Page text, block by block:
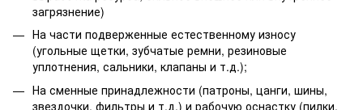
загрязнение)
На части подверженные естественному износу
(угольные щетки, зубчатые ремни, резиновые
уплотнения, сальники, клапаны и т.д.);
На сменные принадлежности (патроны, цанги, шины,
звездочки, фильтры и т.д.) и рабочую оснастку (пилки,